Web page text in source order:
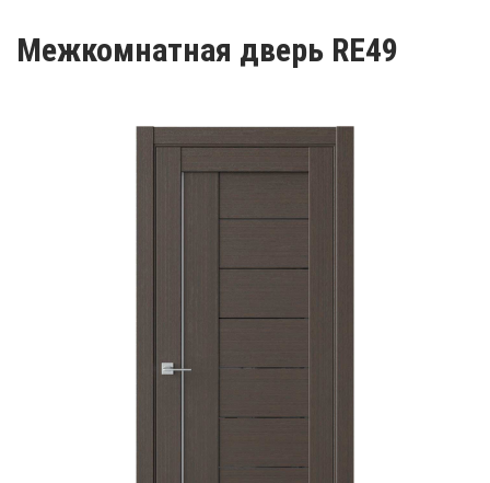
Межкомнатная дверь RE49